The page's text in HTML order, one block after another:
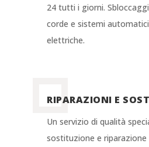
24 tutti i giorni.
corde e sistemi
elettriche.
RIPARAZIONI E
Un servizio di qualità
sostituzione e riparazione